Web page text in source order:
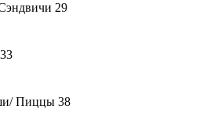
29
33
Пиццы 38